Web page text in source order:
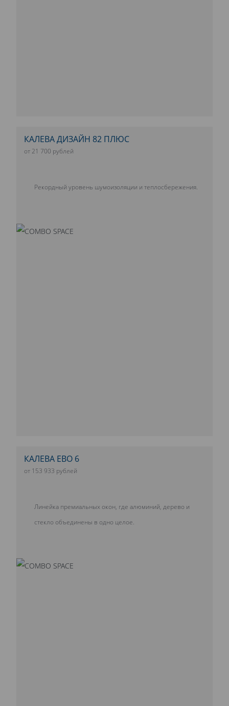
КАЛЕВА ДИЗАЙН 82 ПЛЮС
от 21 700 рублей
Рекордный уровень шумоизоляции и теплосбережения.
КАЛЕВА ЕВО 6
от 153 933 рублей
Линейка премиальных окон, где алюминий, дерево и
стекло объединены в одно целое.